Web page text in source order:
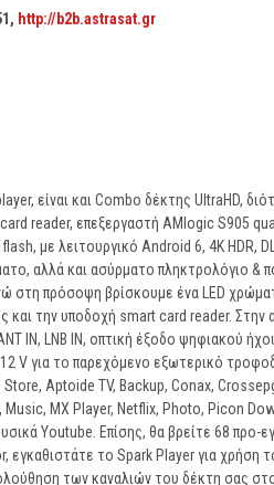
http://b2b.astrasat.gr
είναι και Combo δέκτης UltraHD,
reader, επεξεργαστή AMlogic S905
με λειτουργικό Android 6, 4K HDR,
αλλά και ασύρματο πληκτρολόγιο &
στη πρόσοψη βρίσκουμε ένα LED
και την υποδοχή smart card reader. Στην
IN, LNB IN, οπτική έξοδο ψηφιακού
V για το παρεχόμενο εξωτερικό
Aptoide TV, Backup, Conax,
MX Player, Netflix, Photo, Picon
Youtube. Επίσης, θα βρείτε 68
εγκαθιστάτε το Spark Player για χρήση
των καναλιών του δέκτη σας